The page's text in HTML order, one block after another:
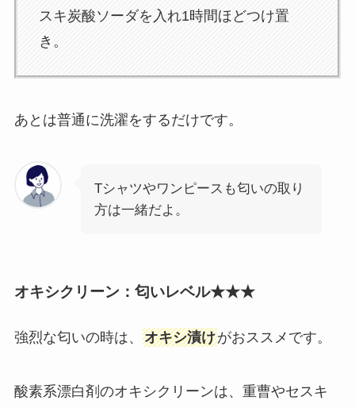
スキ炭酸ソーダを入れ1時間ほどつけ置
き。
あとは普通に洗濯をするだけです。
Tシャツやワンピースも匂いの取り
方は一緒だよ。
オキシクリーン：匂いレベル★★★
強烈な匂いの時は、 オキシ漬けがおススメです。
酸素系漂白剤のオキシクリーンは、重曹やセスキ